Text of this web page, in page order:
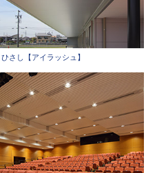
さし【アイラッシュ】